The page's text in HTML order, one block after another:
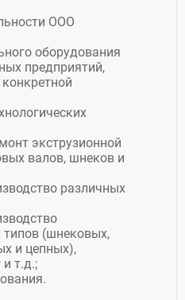
ООО
оборудования
предприятий,
экструзионной
валов, шнеков и
различных
типов (шнековых,
и цепных),
т.д.;